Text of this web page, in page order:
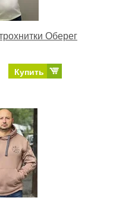
Оберег
Купить